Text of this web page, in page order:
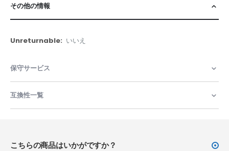
その他の情報
そ
の
情
報
いいえ
保守サービス
互換性一覧
こちらの商品はいかがですか？